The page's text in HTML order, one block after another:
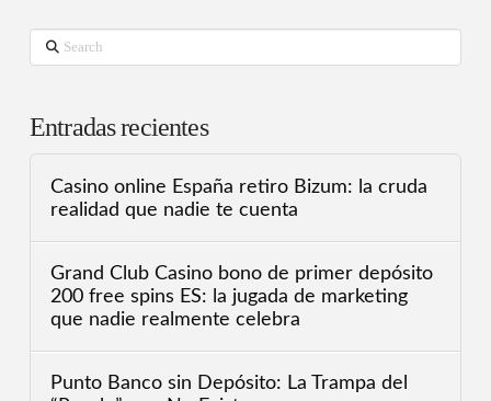
Search
Entradas recientes
Casino online España retiro Bizum: la cruda
realidad que nadie te cuenta
Grand Club Casino bono de primer depósito
200 free spins ES: la jugada de marketing
que nadie realmente celebra
Punto Banco sin Depósito: La Trampa del